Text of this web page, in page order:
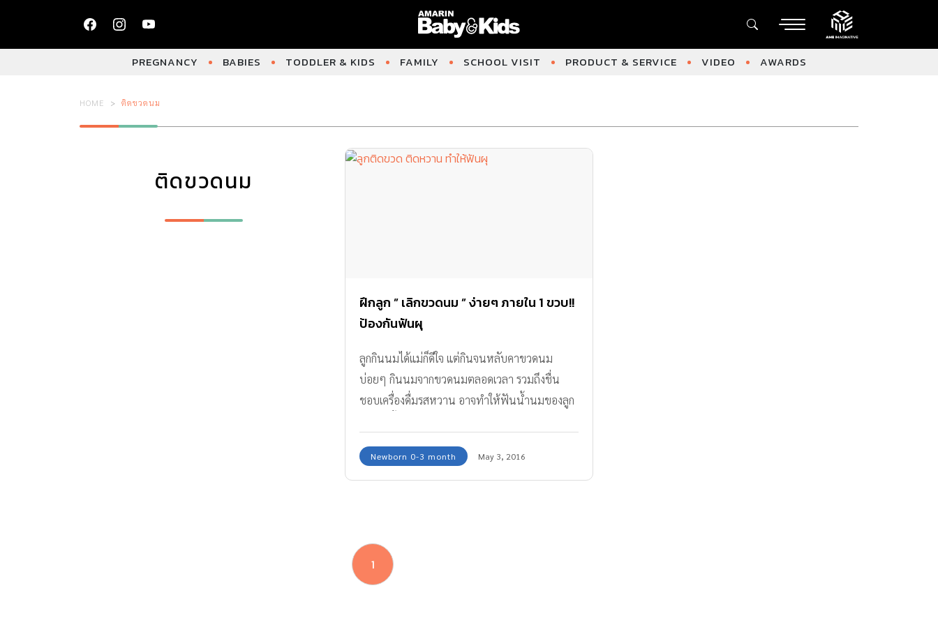
PREGNANCY BABIES TODDLER & KIDS FAMILY SCHOOL VISIT PRODUCT & SERVICE VIDEO AWARDS
HOME ติดขวดนม
ติดขวดนม
ฝึกลูก ” เลิกขวดนม ” ง่ายๆ ภายใน 1 ขวบ!!
ป้องกันฟันผุ
ลูกกินนมได้แม่ก็ดีใจ แต่กินจนหลับคาขวดนม
บ่อยๆ กินนมจากขวดนมตลอดเวลา รวมถึงชื่น
ชอบเครื่องดื่มรสหวาน อาจทำให้ฟันน้ำนมของลูก
Newborn 0-3 month May 3, 2016
1